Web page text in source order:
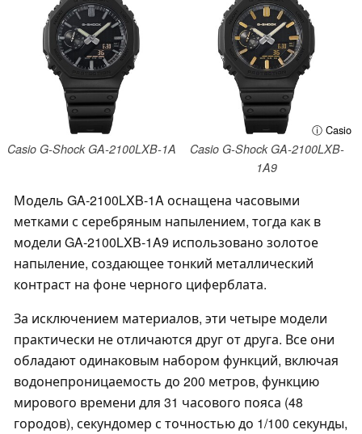
Casio G-Shock GA-2100LXB-1A
ⓘ Casio
Casio G-Shock GA-2100LXB-
1A9
Модель GA-2100LXB-1A оснащена часовыми
метками с серебряным напылением, тогда как в
модели GA-2100LXB-1A9 использовано золотое
напыление, создающее тонкий металлический
контраст на фоне черного циферблата.
За исключением материалов, эти четыре модели
практически не отличаются друг от друга. Все они
обладают одинаковым набором функций, включая
водонепроницаемость до 200 метров, функцию
мирового времени для 31 часового пояса (48
городов), секундомер с точностью до 1/100 секунды,